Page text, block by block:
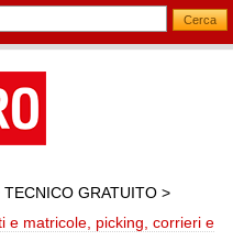
GRATUITO >
e matricole, picking, corrieri e